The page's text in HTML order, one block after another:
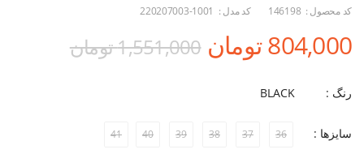
کد محصول : 146198 کد مدل : 220207003-1001
804,000 تومان 1,551,000 تومان
رنگ : BLACK
سایزها : 36
37
38
39
40
41